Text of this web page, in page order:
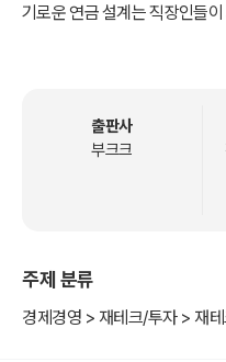
기로운 연금 설계는 직장인들
? 퇴직 후에 생활비로 쓸 돈이
? DB 퇴직연금에서 받을 퇴직
? DC 퇴직연금에서 받을 퇴직
인가?
출판사
부크크
주제 분류
경제경영 > 재테크/투자 > 재